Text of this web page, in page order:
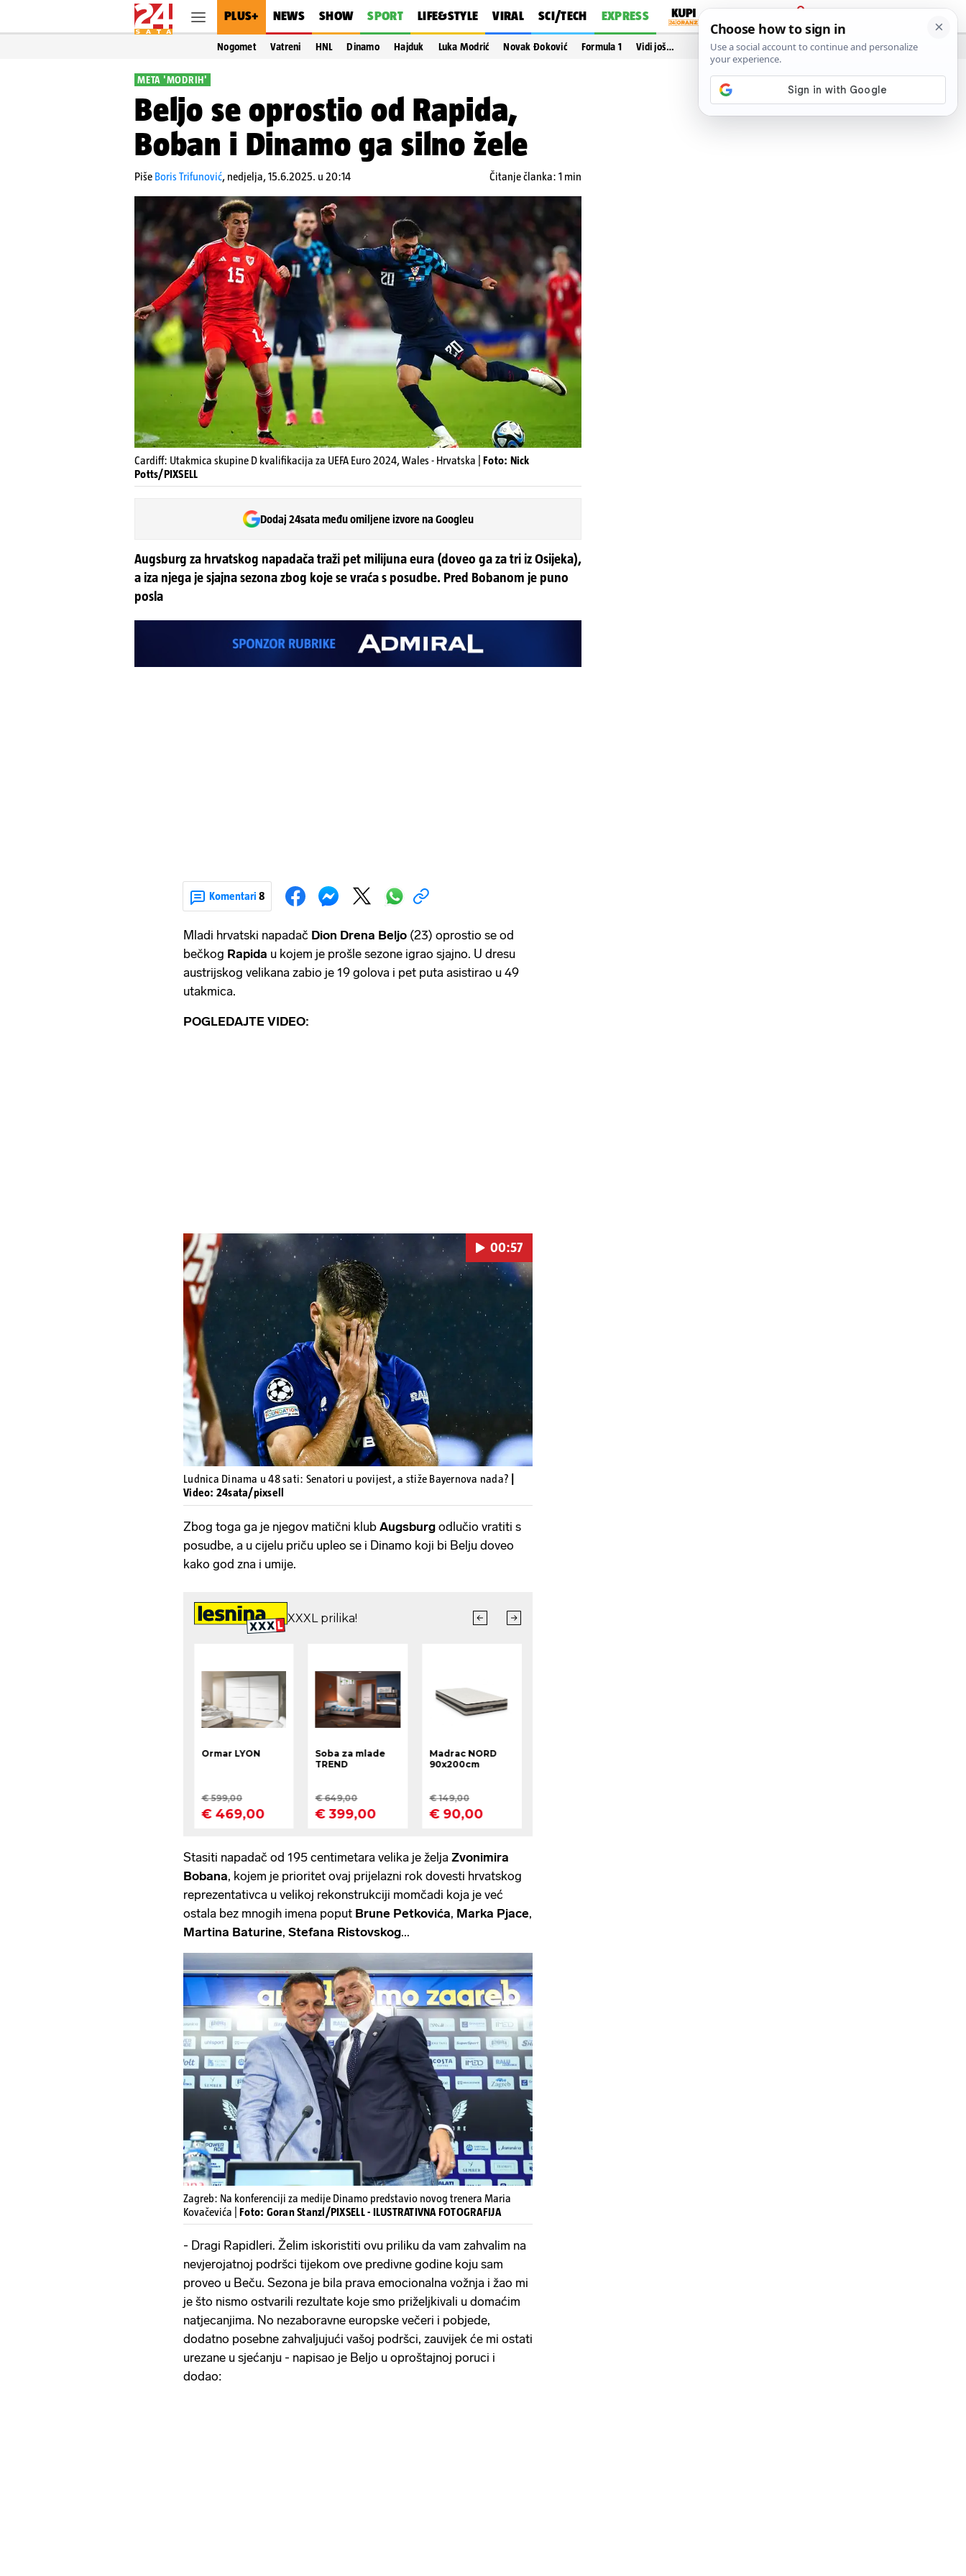
PLUS+ NEWS SHOW SPORT LIFE&STYLE VIRAL SCI/TECH EXPRESS
PRIJAVA
Nogomet Vatreni HNL Dinamo Hajduk Luka Modrić Novak Đoković Formula 1 Vidi još…
META 'MODRIH'
Beljo se oprostio od Rapida,
Boban i Dinamo ga silno žele
Piše Boris Trifunović, nedjelja, 15.6.2025. u 20:14 Čitanje članka: 1 min
Cardiff: Utakmica skupine D kvalifikacija za UEFA Euro 2024, Wales - Hrvatska | Foto: Nick
Potts/PIXSELL
Dodaj 24sata među omiljene izvore na Googleu
Augsburg za hrvatskog napadača traži pet milijuna eura (doveo ga za tri iz Osijeka),
a iza njega je sjajna sezona zbog koje se vraća s posudbe. Pred Bobanom je puno
posla
Komentari 8
Mladi hrvatski napadač Dion Drena Beljo (23) oprostio se od
bečkog Rapida u kojem je prošle sezone igrao sjajno. U dresu
austrijskog velikana zabio je 19 golova i pet puta asistirao u 49
utakmica.
POGLEDAJTE VIDEO:
Pokretanje videa...
00:57
Ludnica Dinama u 48 sati: Senatori u povijest, a stiže Bayernova nada?
Video: 24sata/pixsell
Zbog toga ga je njegov matični klub Augsburg odlučio vratiti s
posudbe, a u cijelu priču upleo se i Dinamo koji bi Belju doveo
kako god zna i umije.
Stasiti napadač od 195 centimetara velika je želja Zvonimira
Bobana, kojem je prioritet ovaj prijelazni rok dovesti hrvatskog
reprezentativca u velikoj rekonstrukciji momčadi koja je već
ostala bez mnogih imena poput Brune Petkovića, Marka Pjace,
Martina Baturine, Stefana Ristovskog...
Zagreb: Na konferenciji za medije Dinamo predstavio novog trenera Maria
Kovačevića | Foto: Goran Stanzl/PIXSELL - ILUSTRATIVNA FOTOGRAFIJA
- Dragi Rapidleri. Želim iskoristiti ovu priliku da vam zahvalim na
nevjerojatnoj podršci tijekom ove predivne godine koju sam
proveo u Beču. Sezona je bila prava emocionalna vožnja i žao mi
je što nismo ostvarili rezultate koje smo priželjkivali u domaćim
natjecanjima. No nezaboravne europske večeri i pobjede,
dodatno posebne zahvaljujući vašoj podršci, zauvijek će mi ostati
urezane u sjećanju - napisao je Beljo u oproštajnoj poruci i
dodao: